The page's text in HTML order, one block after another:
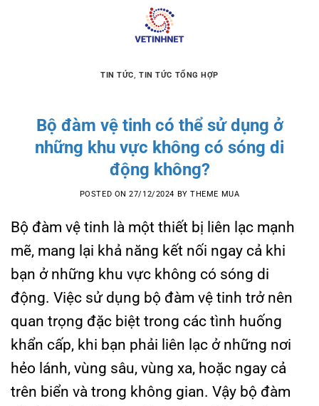
TIN TỨC,TIN TỨC TỔNG HỢP
Bộ đàm vệ tinh có thể sử dụng ở
những khu vực không có sóng di
động không?
POSTED ON27/12/2024 BYTHEME MUA
Bộ đàm vệ tinh là một thiết bị liên lạc mạnh
mẽ, mang lại khả năng kết nối ngay cả khi
bạn ở những khu vực không có sóng di
động. Việc sử dụng bộ đàm vệ tinh trở nên
quan trọng đặc biệt trong các tình huống
khẩn cấp, khi bạn phải liên lạc ở những nơi
hẻo lánh, vùng sâu, vùng xa, hoặc ngay cả
trên biển và trong không gian. Vậy bộ đàm